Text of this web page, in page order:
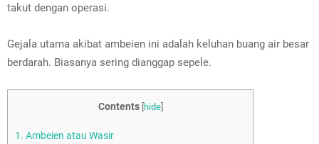
takut dengan operasi.
Gejala utama akibat ambeien ini adalah keluhan buang air besar
berdarah. Biasanya sering dianggap sepele.
Contents hide]
1. Ambeien atau Wasir